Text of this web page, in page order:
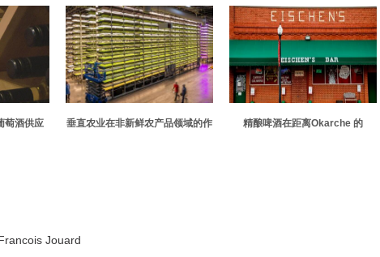
萄酒供应
垂直农业在非新鲜农产品领域的作
精酿啤酒在距离Okarche 的
Jouard